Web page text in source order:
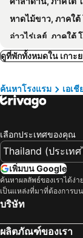
จังเกิล บันจี้จัมพ์
หาดไม้ขาว, ภาคใต้
อ่าวไร่เลย์, ภาคใต้
อ่าวฉลอง, ภาคใต้
หาดสุรินทร์, ภาคใต้
หาดในหาน, ภาคใต้
หาดใหญ่, ภาคใต้ โ
สงขลา, ภาคใต้ โร
พัทลุง, ภาคใต้ โรงแ
เกาะไหง, ภาคใต้ โ
หัวหิน, ภาคกลาง โร
ดูที่พักทั้งหมดใน เกาะ
ค้นหาโรงแรม เอเชี
เลือกประเทศของคุณ
เพิ่มบน Google
ค้นหาผลลัพธ์ของเราได้ง่า
เป็นแหล่งที่มาที่ต้องการบ
บริษัท
ผลิตภัณฑ์ของเรา